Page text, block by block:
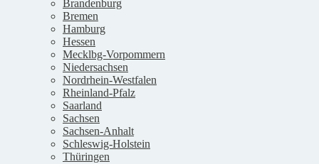
Brandenburg
Bremen
Hamburg
Hessen
Mecklbg-Vorpommern
Niedersachsen
Nordrhein-Westfalen
Rheinland-Pfalz
Saarland
Sachsen
Sachsen-Anhalt
Schleswig-Holstein
Thüringen